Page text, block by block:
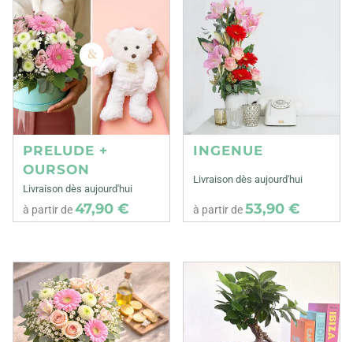
PRELUDE +
OURSON
Livraison dès aujourd'hui
à partir de47,90 €
INGENUE
Livraison dès aujourd'hui
à partir de53,90 €